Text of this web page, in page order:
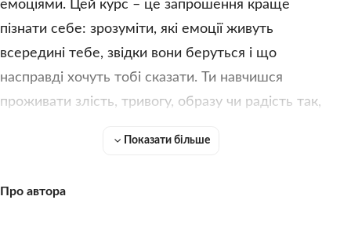
емоціями. Цей курс – це запрошення краще
пізнати себе: зрозуміти, які емоції живуть
всередині тебе, звідки вони беруться і що
насправді хочуть тобі сказати. Ти навчишся
проживати злість, тривогу, образу чи радість так,
реєструйся і до зустрічі в курсі!
Показати більше
Про автора